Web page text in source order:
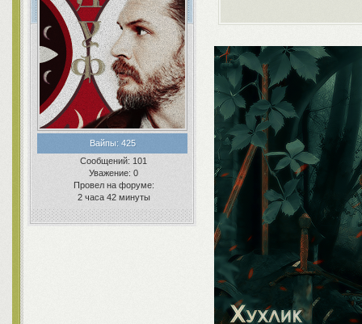
Вайпы:425
Сообщений: 101
Уважение: 0
Провел на форуме:
2 часа 42 минуты